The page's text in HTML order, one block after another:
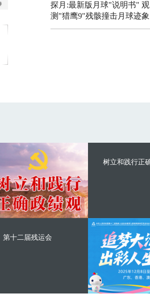
探月:最新版月球"说明书" 观
测"猎鹰9"残骸撞击月球迹象
树立和践行正
第十二届残运会